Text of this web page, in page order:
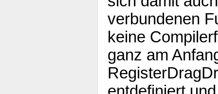
verbundenen
keine
ganz am